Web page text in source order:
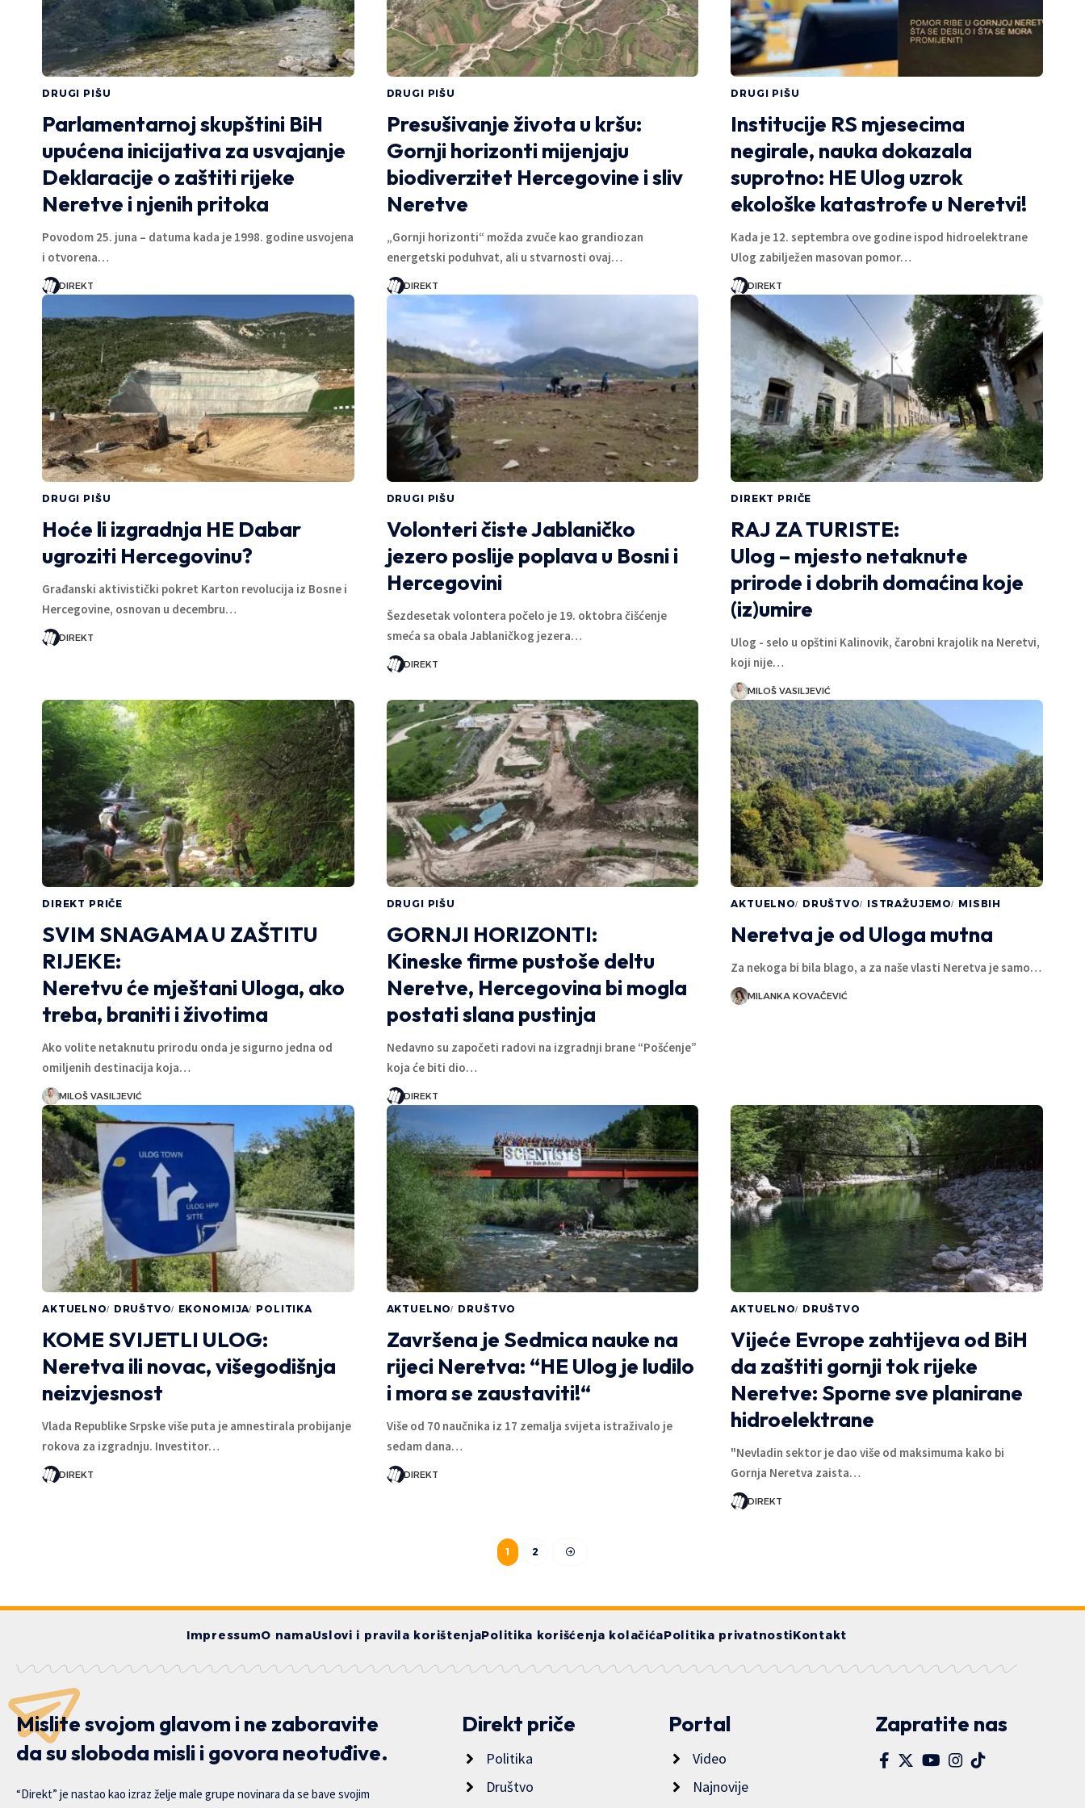
DRUGI PIŠU
Parlamentarnoj skupštini BiH
upućena inicijativa za usvajanje
Deklaracije o zaštiti rijeke
Neretve i njenih pritoka
Povodom 25. juna – datuma kada je 1998. godine usvojena
i otvorena…
DIREKT
DRUGI PIŠU
Presušivanje života u kršu:
Gornji horizonti mijenjaju
biodiverzitet Hercegovine i sliv
Neretve
„Gornji horizonti“ možda zvuče kao grandiozan
energetski poduhvat, ali u stvarnosti ovaj…
DIREKT
DRUGI PIŠU
Institucije RS mjesecima
negirale, nauka dokazala
suprotno: HE Ulog uzrok
ekološke katastrofe u Neretvi!
Kada je 12. septembra ove godine ispod hidroelektrane
Ulog zabilježen masovan pomor…
DIREKT
DRUGI PIŠU
Hoće li izgradnja HE Dabar
ugroziti Hercegovinu?
Građanski aktivistički pokret Karton revolucija iz Bosne i
Hercegovine, osnovan u decembru…
DIREKT
DRUGI PIŠU
Volonteri čiste Jablaničko
jezero poslije poplava u Bosni i
Hercegovini
Šezdesetak volontera počelo je 19. oktobra čišćenje
smeća sa obala Jablaničkog jezera…
DIREKT
DIREKT PRIČE
RAJ ZA TURISTE:
Ulog – mjesto netaknute
prirode i dobrih domaćina koje
(iz)umire
Ulog - selo u opštini Kalinovik, čarobni krajolik na Neretvi,
koji nije…
MILOŠ VASILJEVIĆ
DIREKT PRIČE
SVIM SNAGAMA U ZAŠTITU
RIJEKE:
Neretvu će mještani Uloga, ako
treba, braniti i životima
Ako volite netaknutu prirodu onda je sigurno jedna od
omiljenih destinacija koja…
MILOŠ VASILJEVIĆ
DRUGI PIŠU
GORNJI HORIZONTI:
Kineske firme pustoše deltu
Neretve, Hercegovina bi mogla
postati slana pustinja
Nedavno su započeti radovi na izgradnji brane “Pošćenje”
koja će biti dio…
DIREKT
AKTUELNO DRUŠTVO ISTRAŽUJEMO MISBIH
Neretva je od Uloga mutna
Za nekoga bi bila blago, a za naše vlasti Neretva je samo…
MILANKA KOVAČEVIĆ
AKTUELNO DRUŠTVO EKONOMIJA POLITIKA
KOME SVIJETLI ULOG:
Neretva ili novac, višegodišnja
neizvjesnost
Vlada Republike Srpske više puta je amnestirala probijanje
rokova za izgradnju. Investitor…
DIREKT
AKTUELNO DRUŠTVO
Završena je Sedmica nauke na
rijeci Neretva: “HE Ulog je ludilo
i mora se zaustaviti!“
Više od 70 naučnika iz 17 zemalja svijeta istraživalo je
sedam dana…
DIREKT
AKTUELNO DRUŠTVO
Vijeće Evrope zahtijeva od BiH
da zaštiti gornji tok rijeke
Neretve: Sporne sve planirane
hidroelektrane
"Nevladin sektor je dao više od maksimuma kako bi
Gornja Neretva zaista…
DIREKT
1 2
ImpressumO namaUslovi i pravila korištenjaPolitika korišćenja kolačićaPolitika privatnostiKontakt
Mislite svojom glavom i ne zaboravite
da su sloboda misli i govora neotuđive.
“Direkt” je nastao kao izraz želje male grupe novinara da se bave svojim
Direkt priče
Politika
Društvo
Portal
Video
Najnovije
Zapratite nas